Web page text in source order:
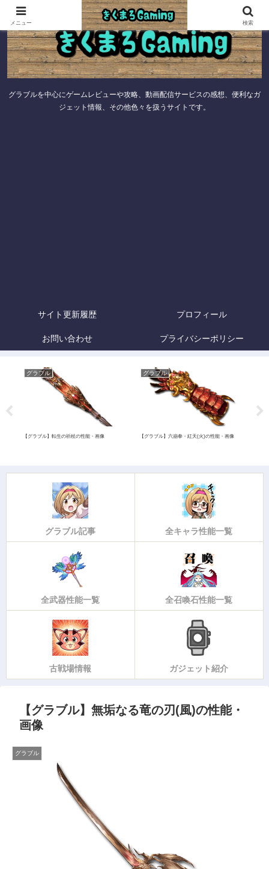
グラブルを中心にゲームレビューや攻略、動画配信サービスの感想、便利なガ
ジェット情報、その他色々を扱うサイトです。
サイト更新履歴 プロフィール
お問い合わせ プライバシーポリシー
グラブル
【グラブル】転生の祈杖の性能・画像
グラブル
【グラブル】六崩拳・紅天(火)の性能・画像
グラブル記事 全キャラ性能一覧
全武器性能一覧 全召喚石性能一覧
古戦場情報 ガジェット紹介
【グラブル】無垢なる竜の刃(風)の性能・
画像
グラブル
メニュー 検索